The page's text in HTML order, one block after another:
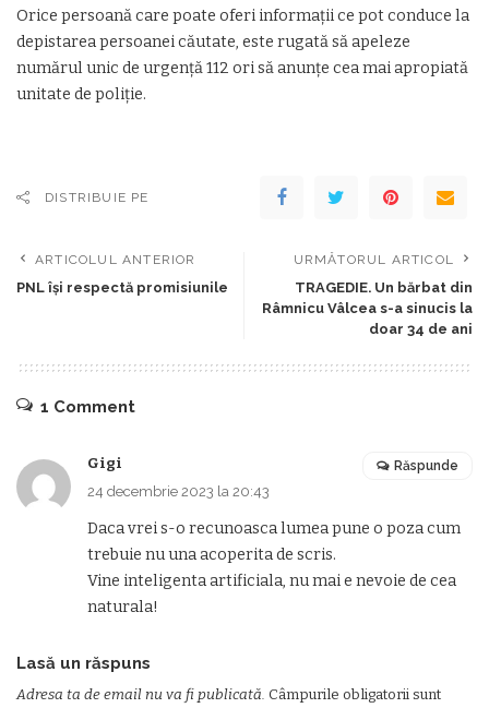
Orice persoană care poate oferi informații ce pot conduce la
depistarea persoanei căutate, este rugată să apeleze
numărul unic de urgență 112 ori să anunțe cea mai apropiată
unitate de poliție.
DISTRIBUIE PE
ARTICOLUL ANTERIOR
PNL își respectă promisiunile
URMĂTORUL ARTICOL
TRAGEDIE. Un bărbat din
Râmnicu Vâlcea s-a sinucis la
doar 34 de ani
1 Comment
Gigi
24 decembrie 2023 la 20:43
Daca vrei s-o recunoasca lumea pune o poza cum
trebuie nu una acoperita de scris.
Vine inteligenta artificiala, nu mai e nevoie de cea
naturala!
Răspunde
Lasă un răspuns
Adresa ta de email nu va fi publicată. Câmpurile obligatorii sunt